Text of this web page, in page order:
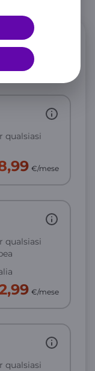
qualsiasi
€/mese
qualsiasi
€/mese
qualsiasi